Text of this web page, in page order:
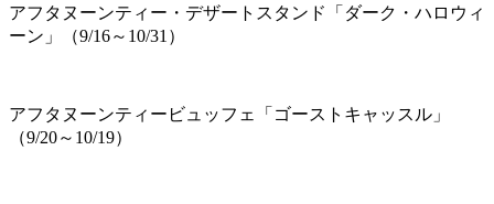
アフタヌーンティー・デザートスタンド「ダーク・ハロウィ
ーン」（9/16～10/31）
アフタヌーンティービュッフェ「ゴーストキャッスル」
（9/20～10/19）